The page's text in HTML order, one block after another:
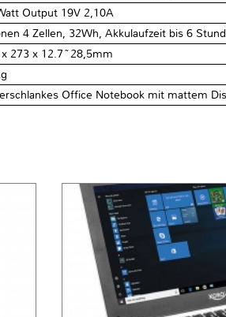
Output 19V 2,10A
4 Zellen, 32Wh, Akkulaufzeit bis 6
273 x 12.7~28,5mm
Office Notebook mit mattem